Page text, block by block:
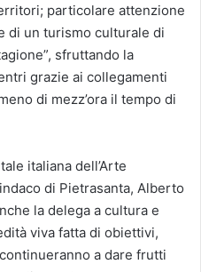
particolare attenzione
di un turismo culturale di
sfruttando la
grazie ai collegamenti
di mezz’ora il tempo di
italiana dell’Arte
di Pietrasanta, Alberto
la delega a cultura e
viva fatta di obiettivi,
a dare frutti